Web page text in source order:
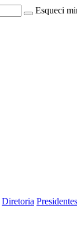
Esqueci
Diretoria Presidentes